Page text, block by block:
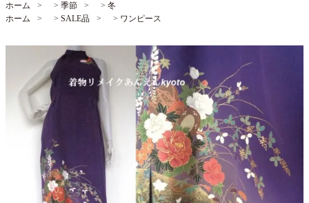
ホーム
>季節 >冬
ホーム
>SALE品 > ワンピース